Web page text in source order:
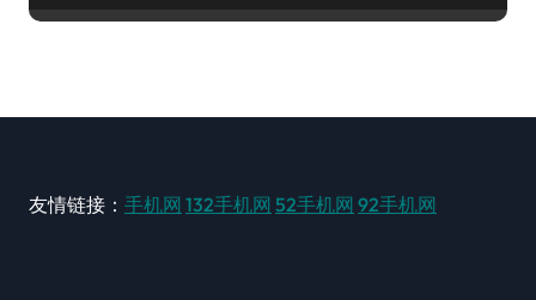
友情链接： 手机网 132手机网 52手机网 92手机网